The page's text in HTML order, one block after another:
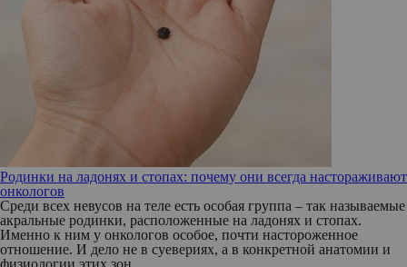
Родинки на ладонях и стопах: почему они всегда настораживают
онкологов
Среди всех невусов на теле есть особая группа – так называемые
акральные родинки, расположенные на ладонях и стопах.
Именно к ним у онкологов особое, почти настороженное
отношение. И дело не в суевериях, а в конкретной анатомии и
физиологии этих зон.